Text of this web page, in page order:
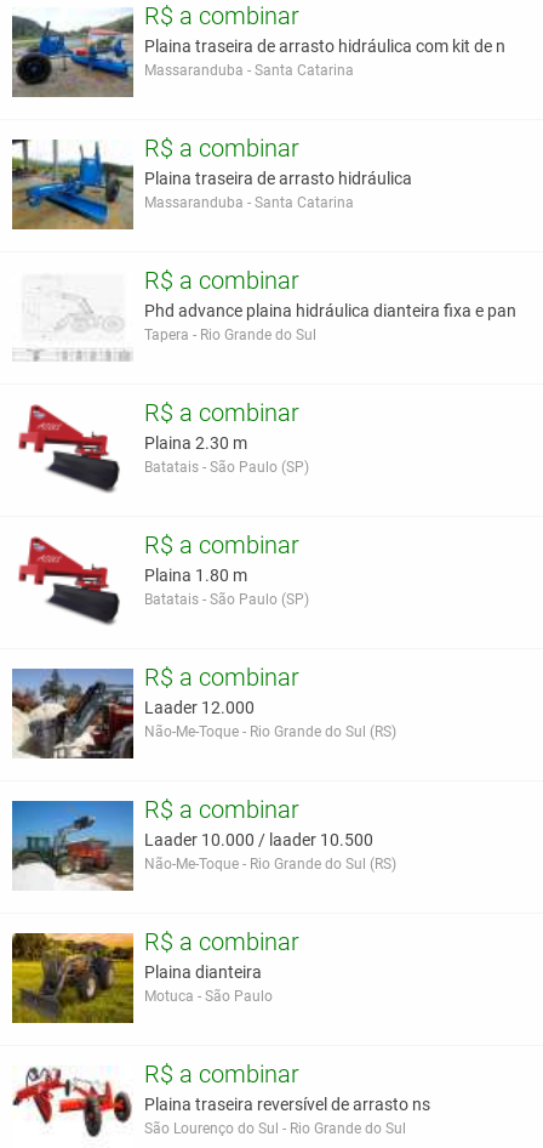
R$ a combinar
Plaina traseira de arrasto hidráulica com kit de n
Massaranduba - Santa Catarina
R$ a combinar
Plaina traseira de arrasto hidráulica
Massaranduba - Santa Catarina
R$ a combinar
Phd advance plaina hidráulica dianteira fixa e pan
Tapera - Rio Grande do Sul
R$ a combinar
Plaina 2.30 m
Batatais - São Paulo (SP)
R$ a combinar
Plaina 1.80 m
Batatais - São Paulo (SP)
R$ a combinar
Laader 12.000
Não-Me-Toque - Rio Grande do Sul (RS)
R$ a combinar
Laader 10.000 / laader 10.500
Não-Me-Toque - Rio Grande do Sul (RS)
R$ a combinar
Plaina dianteira
Motuca - São Paulo
R$ a combinar
Plaina traseira reversível de arrasto ns
São Lourenço do Sul - Rio Grande do Sul